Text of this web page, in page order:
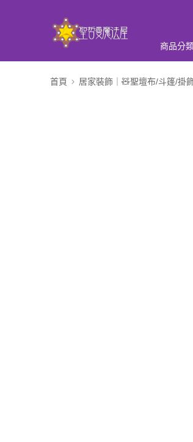
商品分
首頁 居家裝飾｜🧸聖壇布/斗篷/掛